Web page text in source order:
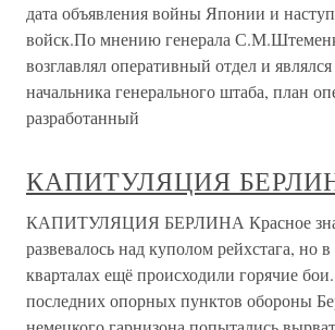
дата объявления войны Японии и
войск.По мнению генерала
возглавлял оперативный отдел и
начальника генерального штаба, план
разработанный
КАПИТУЛЯЦИЯ
КАПИТУЛЯЦИЯ БЕРЛИНА Красное
развевалось над куполом рейхстага, но
кварталах ещё происходили горячие
последних опорных пунктов обороны